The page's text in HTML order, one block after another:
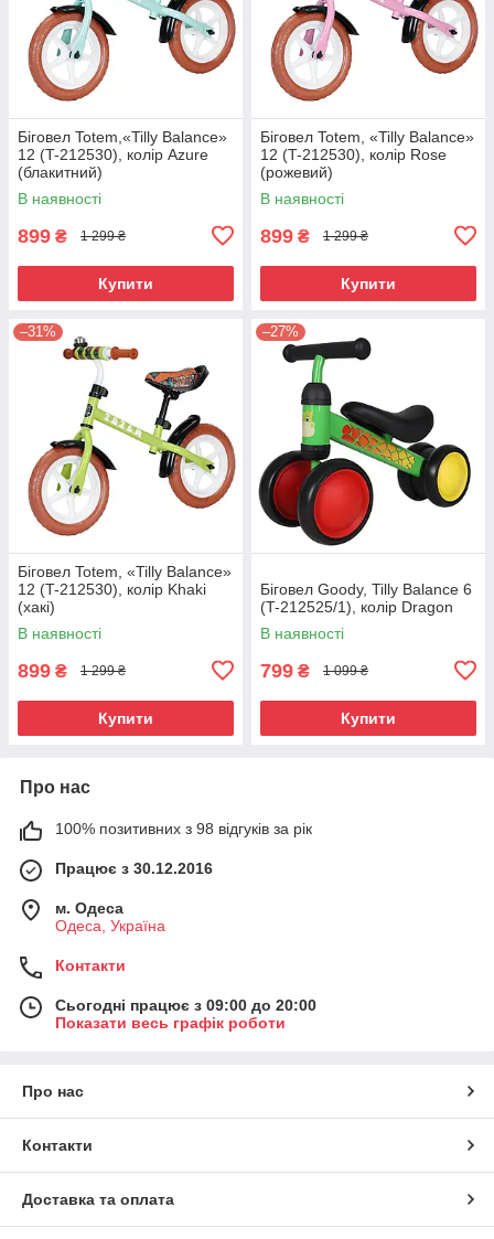
Біговел Totem,«Tilly Balance»
12 (T-212530), колір Azure
(блакитний)
В наявності
899 ₴ 1 299 ₴
Купити
Біговел Totem, «Tilly Balance»
12 (T-212530), колір Rose
(рожевий)
В наявності
899 ₴ 1 299 ₴
Купити
–31%
Біговел Totem, «Tilly Balance»
12 (T-212530), колір Khaki
(хакі)
В наявності
899 ₴ 1 299 ₴
Купити
–27%
Біговел Goody, Tilly Balance 6
(T-212525/1), колір Dragon
В наявності
799 ₴ 1 099 ₴
Купити
Про нас
100% позитивних з 98 відгуків за рік
Працює з 30.12.2016
м. Одеса
Одеса, Україна
Контакти
Сьогодні працює з 09:00 до 20:00
Показати весь графік роботи
Про нас
Контакти
Доставка та оплата